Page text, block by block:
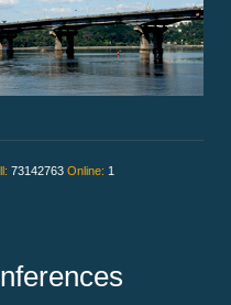
73142763 Online: 1